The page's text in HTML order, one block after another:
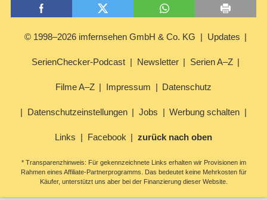
© 1998–2026 imfernsehen GmbH & Co. KG Updates
SerienChecker-Podcast Newsletter Serien A–Z
Filme A–Z Impressum Datenschutz
Datenschutzeinstellungen Jobs Werbung schalten
Links Facebook zurück nach oben
* Transparenzhinweis: Für gekennzeichnete Links erhalten wir Provisionen im
Rahmen eines Affiliate-Partnerprogramms. Das bedeutet keine Mehrkosten für
Käufer, unterstützt uns aber bei der Finanzierung dieser Website.